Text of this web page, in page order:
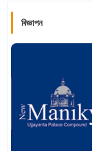
বিজ্ঞাপন